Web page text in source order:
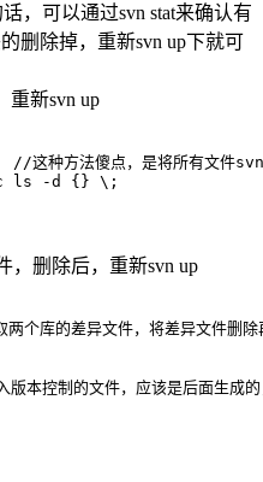
，可以通过svn stat来确认有
删除掉，重新svn up下就可
重新svn up
法傻点，是将所有文件svn都
ls -d {} \;
，删除后，重新svn up
的差异文件，将差异文件删除
制的文件，应该是后面生成的，